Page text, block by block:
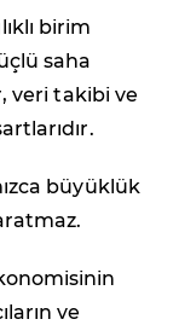
birim
saha
veri takibi ve
büyüklük
ve